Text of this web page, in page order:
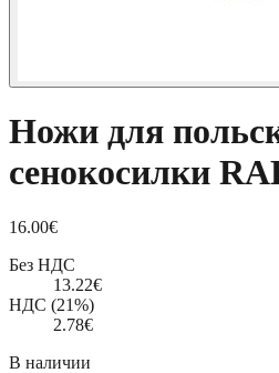
Ножи для
сенокосилки
16.00€
Без НДС
13.22€
НДС (21%)
2.78€
В наличии